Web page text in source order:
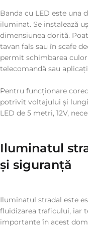
Banda cu LED este una
iluminat. Se instalează
dimensiunea dorită.
tavan fals sau în scafe
permit schimbarea
telecomandă sau
Pentru funcționare
potrivit voltajului și
LED de 5 metri, 12V,
Iluminatul
și siguranță
Iluminatul stradal este
fluidizarea traficului, iar
importante în acest